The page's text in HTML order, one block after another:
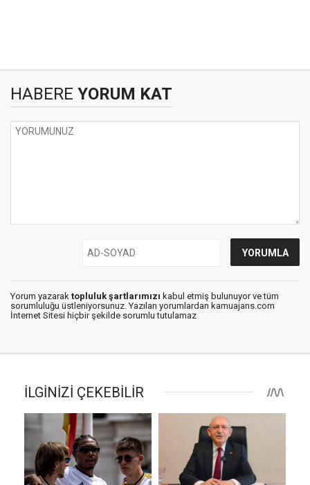
HABERE YORUM KAT
Yorum yazarak topluluk şartlarımızı kabul etmiş bulunuyor ve tüm
sorumluluğu üstleniyorsunuz. Yazılan yorumlardan kamuajans.com
İnternet Sitesi hiçbir şekilde sorumlu tutulamaz